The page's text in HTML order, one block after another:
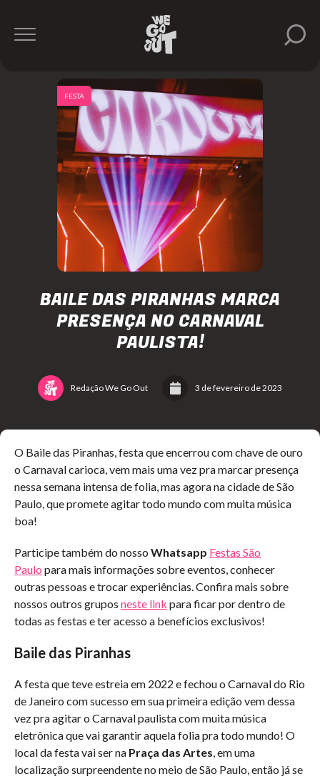
BAILE DAS PIRANHAS MARCA
PRESENÇA NO CARNAVAL
PAULISTA!
Redação We Go Out 3 de fevereiro de 2023
FESTA
O Baile das Piranhas, festa que encerrou com chave de ouro
o Carnaval carioca, vem mais uma vez pra marcar presença
nessa semana intensa de folia, mas agora na cidade de São
Paulo, que promete agitar todo mundo com muita música
boa!
Participe também do nosso Whatsapp Festas São
Paulo para mais informações sobre eventos, conhecer
outras pessoas e trocar experiências. Confira mais sobre
nossos outros grupos neste link para ficar por dentro de
todas as festas e ter acesso a benefícios exclusivos!
Baile das Piranhas
A festa que teve estreia em 2022 e fechou o Carnaval do Rio
de Janeiro com sucesso em sua primeira edição vem dessa
vez pra agitar o Carnaval paulista com muita música
eletrônica que vai garantir aquela folia pra todo mundo! O
local da festa vai ser na Praça das Artes, em uma
localização surpreendente no meio de São Paulo, então já se